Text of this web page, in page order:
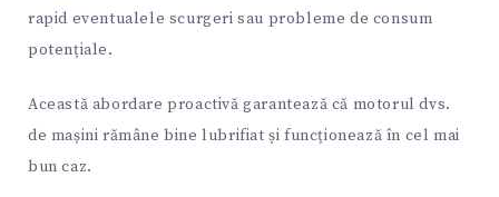
rapid eventualele scurgeri sau probleme de consum
potențiale.
Această abordare proactivă garantează că motorul dvs.
de mașini rămâne bine lubrifiat și funcționează în cel mai
bun caz.